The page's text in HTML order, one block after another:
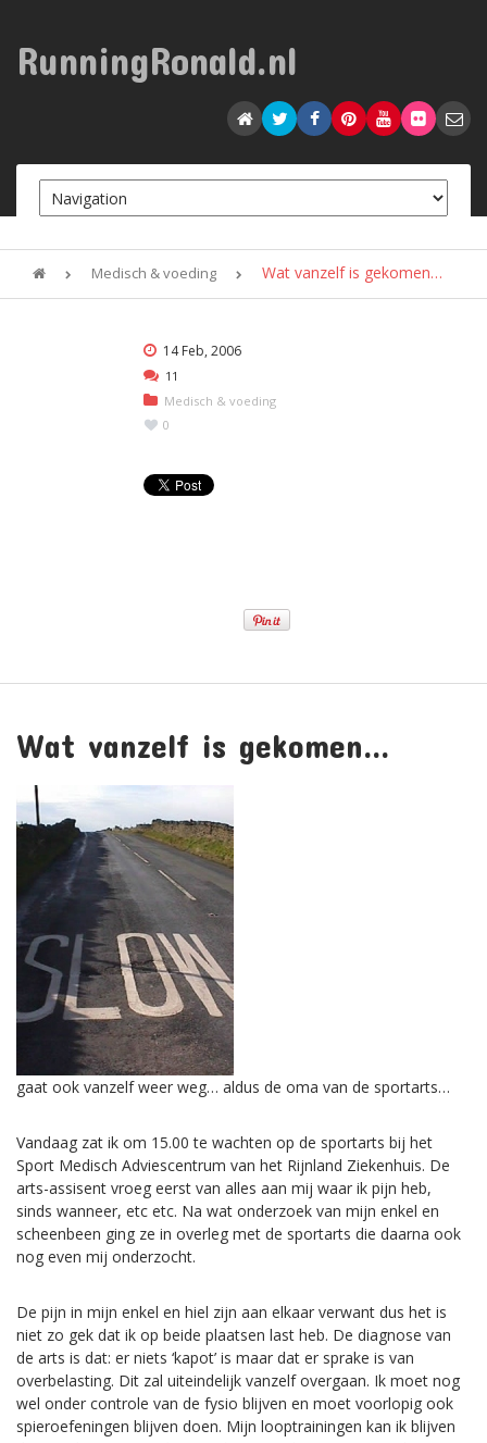
RunningRonald.nl
Medisch & voeding Wat vanzelf is gekomen…
14 Feb, 2006
11
Medisch & voeding
0
Wat vanzelf is gekomen…
gaat ook vanzelf weer weg… aldus de oma van de sportarts…
Vandaag zat ik om 15.00 te wachten op de sportarts bij het
Sport Medisch Adviescentrum van het Rijnland Ziekenhuis. De
arts-assisent vroeg eerst van alles aan mij waar ik pijn heb,
sinds wanneer, etc etc. Na wat onderzoek van mijn enkel en
scheenbeen ging ze in overleg met de sportarts die daarna ook
nog even mij onderzocht.
De pijn in mijn enkel en hiel zijn aan elkaar verwant dus het is
niet zo gek dat ik op beide plaatsen last heb. De diagnose van
de arts is dat: er niets ‘kapot’ is maar dat er sprake is van
overbelasting. Dit zal uiteindelijk vanzelf overgaan. Ik moet nog
wel onder controle van de fysio blijven en moet voorlopig ook
spieroefeningen blijven doen. Mijn looptrainingen kan ik blijven